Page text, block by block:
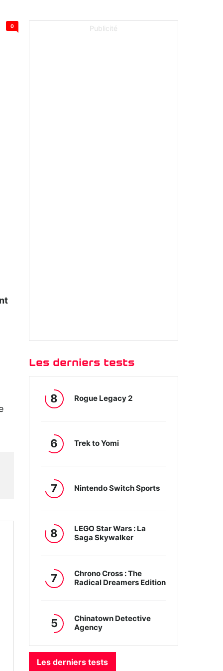
0 Publicité
Les derniers tests
8 Rogue Legacy 2
6 Trek to Yomi
7 Nintendo Switch Sports
8
LEGO Star Wars : La
Saga Skywalker
7
Chrono Cross : The
Radical Dreamers Edition
5
Chinatown Detective
Agency
Les derniers tests